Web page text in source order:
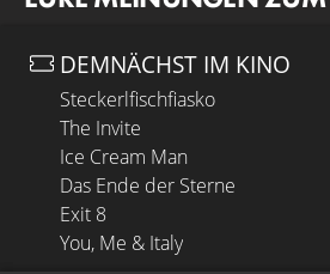
DEMNÄCHST IM KINO
Steckerlfischfiasko
The Invite
Ice Cream Man
Das Ende der Sterne
Exit 8
You, Me & Italy